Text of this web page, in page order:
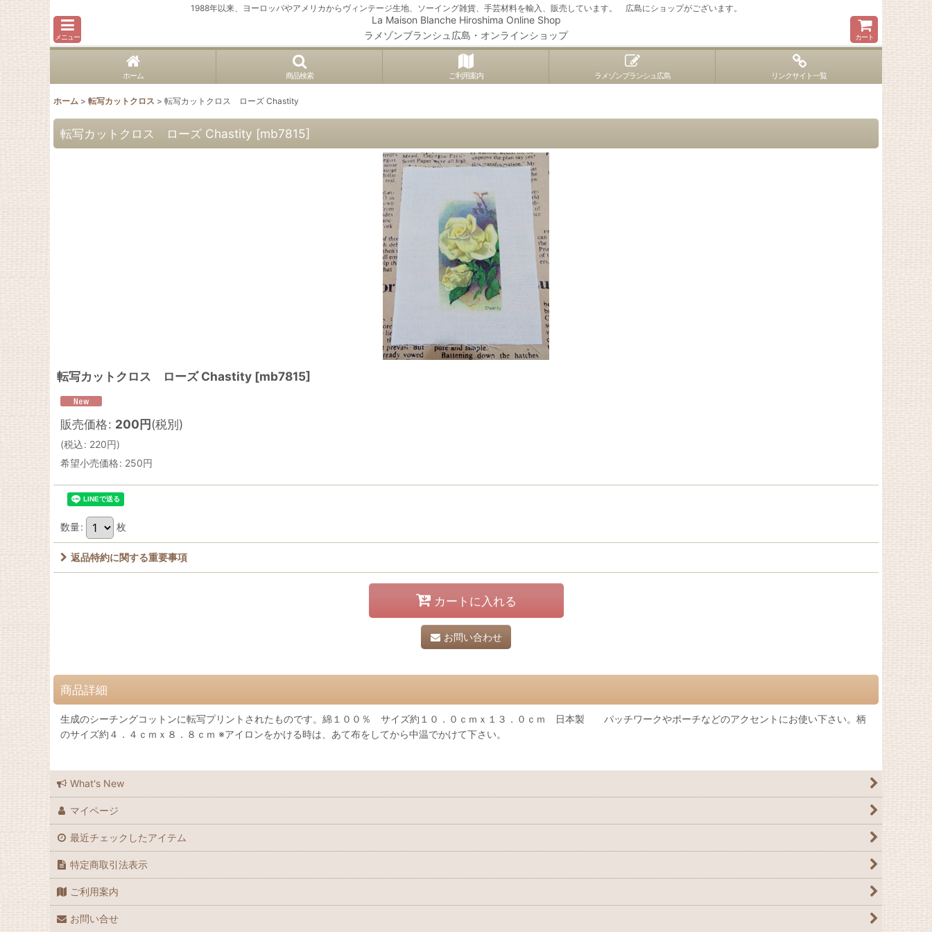
1988年以来、ヨーロッパやアメリカからヴィンテージ生地、ソーイング雑貨、手芸材料を輸入、販売しています。 広島にショップがございます。
メニュー
La Maison Blanche Hiroshima Online Shop
ラメゾンブランシュ広島・オンラインショップ
カート
ホーム 商品検索 ご利用案内 ラメゾンブランシュ広島 リンクサイト一覧
ホーム > 転写カットクロス > 転写カットクロス ローズ Chastity
転写カットクロス ローズ Chastity [mb7815]
転写カットクロス ローズ Chastity [mb7815]
販売価格: 200円(税別)
(税込: 220円)
希望小売価格: 250円
数量: 枚
返品特約に関する重要事項
カートに入れる
お問い合わせ
商品詳細
生成のシーチングコットンに転写プリントされたものです。綿１００％ サイズ約１０．０ｃｍｘ１３．０ｃｍ 日本製 パッチワークやポーチなどのアクセントにお使い下さい。柄
のサイズ約４．４ｃｍｘ８．８ｃｍ ※アイロンをかける時は、あて布をしてから中温でかけて下さい。
What's New
マイページ
最近チェックしたアイテム
特定商取引法表示
ご利用案内
お問い合せ